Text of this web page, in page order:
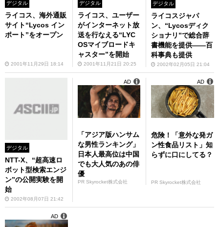
デジタル
ライコス、海外通販
サイト“Lycos イン
ポート”をオープン
2001年11月29日 18:14
デジタル
ライコス、ユーザー
がインターネット放
送を行なえる“LYC
OSマイブロードキ
ャスター”を開始
2001年11月21日 20:25
デジタル
ライコスジャパ
ン、“Lycosディク
ショナリ”で総合辞
書機能を提供――百
科事典も提供
2002年02月05日 21:04
デジタル
NTT-X、“超高速ロ
ボット型検索エンジ
ン”の公開実験を開
始
2002年08月07日 21:42
「アジア版ハンサム
な男性ランキング」
日本人最高位は中国
でも大人気のあの俳
優
PR Skyrocket株式会社
AD
危険！「意外な発ガ
ン性食品リスト」知
らずに口にしてる？
PR Skyrocket株式会社
AD
AD